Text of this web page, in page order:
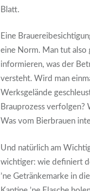
Blatt.
Eine
eine Norm. Man tut also
informieren, was der
versteht. Wird man
Werksgelände
Brauprozess verfolgen?
Was vom Bierbrauen
Und natürlich am
wichtiger: wie definiert
’ne Getränkemarke in